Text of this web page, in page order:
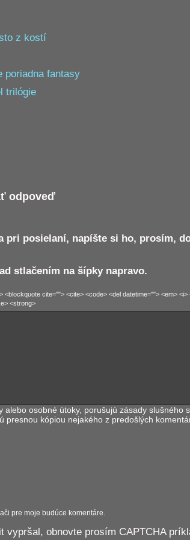
z kostí
poriadna fantasy
trilógie
odpoveď
pri posielaní, napíšte si ho, prosím,
stlačením na šípky napravo.
cite=""> <cite> <code> <del datetime=""> <em> <i>
<strong>
osobné útoky, porušujú zásady slušného
kópiou nejakého z predošlých
pre moje budúce komentáre.
vypršal, obnovte prosím CAPTCHA